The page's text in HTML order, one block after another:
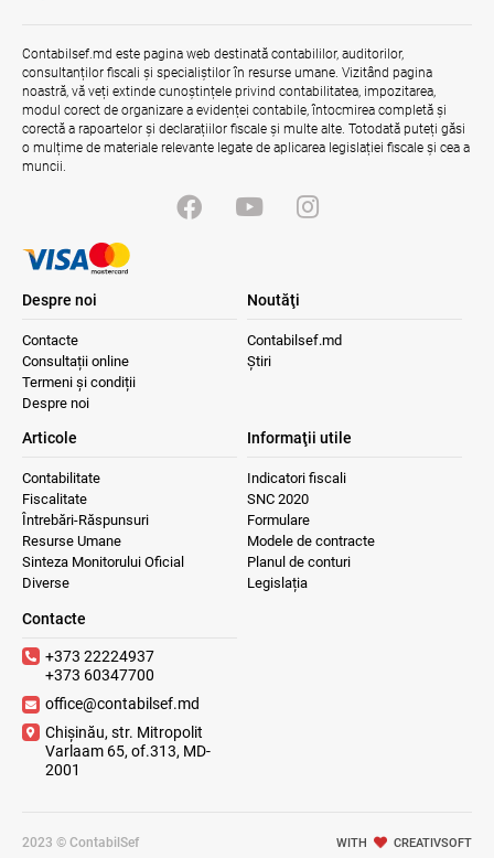
la standardele internaționale și bunele
practici
04.08.2026 Ministerul Finanțelor
Contabilsef.md este pagina web destinată contabililor, auditorilor,
consultanților fiscali și specialiștilor în resurse umane. Vizitând pagina
noastră, vă veți extinde cunoștințele privind contabilitatea, impozitarea,
modul corect de organizare a evidenței contabile, întocmirea completă și
corectă a rapoartelor și declarațiilor fiscale și multe alte. Totodată puteți găsi
o mulțime de materiale relevante legate de aplicarea legislației fiscale și cea a
muncii.
Despre noi
Contacte
Consultații online
Termeni și condiții
Despre noi
Noutăţi
Contabilsef.md
Știri
Articole
Contabilitate
Fiscalitate
Întrebări-Răspunsuri
Resurse Umane
Sinteza Monitorului Oficial
Diverse
Informaţii utile
Indicatori fiscali
SNC 2020
Formulare
Modele de contracte
Planul de conturi
Legislația
Contacte
+373 22224937
+373 60347700
office@contabilsef.md
Chișinău, str. Mitropolit
Varlaam 65, of.313, MD-
2001
2023 © ContabilSef WITH CREATIVSOFT